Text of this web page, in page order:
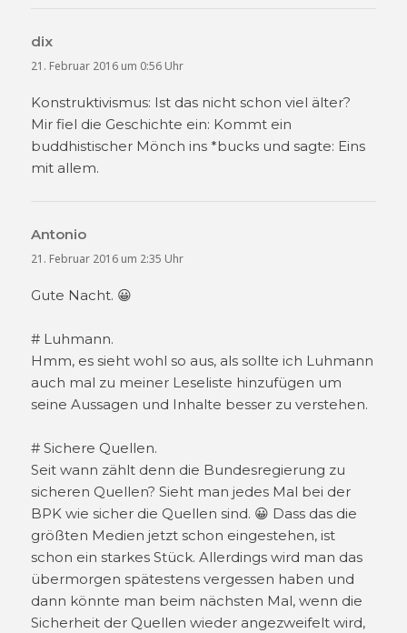
dix
21. Februar 2016 um 0:56 Uhr
Konstruktivismus: Ist das nicht schon viel älter?
Mir fiel die Geschichte ein: Kommt ein
buddhistischer Mönch ins *bucks und sagte: Eins
mit allem.
Antonio
21. Februar 2016 um 2:35 Uhr
Gute Nacht. 😀
# Luhmann.
Hmm, es sieht wohl so aus, als sollte ich Luhmann
auch mal zu meiner Leseliste hinzufügen um
seine Aussagen und Inhalte besser zu verstehen.
# Sichere Quellen.
Seit wann zählt denn die Bundesregierung zu
sicheren Quellen? Sieht man jedes Mal bei der
BPK wie sicher die Quellen sind. 😀 Dass das die
größten Medien jetzt schon eingestehen, ist
schon ein starkes Stück. Allerdings wird man das
übermorgen spätestens vergessen haben und
dann könnte man beim nächsten Mal, wenn die
Sicherheit der Quellen wieder angezweifelt wird,